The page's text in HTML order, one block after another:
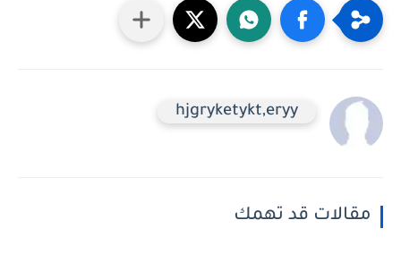
hjgryketykt,eryy
مقالات قد تهمك